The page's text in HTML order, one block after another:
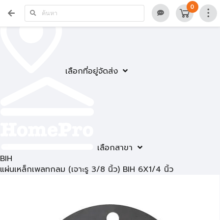
เลือกที่อยู่จัดส่ง
เลือกสาขา
0
BIH
แผ่นเหล็กเพลทกลม (เจาะรู 3/8 นิ้ว) BIH 6X1/4 นิ้ว